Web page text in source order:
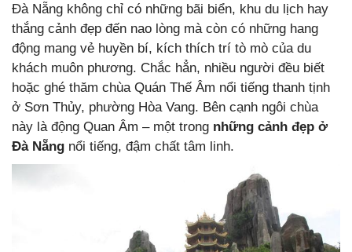
Đà Nẵng không chỉ có những bãi biển, khu du lịch hay
thắng cảnh đẹp đến nao lòng mà còn có những hang
động mang vẻ huyền bí, kích thích trí tò mò của du
khách muôn phương. Chắc hẳn, nhiều người đều biết
hoặc ghé thăm chùa Quán Thế Âm nổi tiếng thanh tịnh
ở Sơn Thủy, phường Hòa Vang. Bên cạnh ngôi chùa
này là động Quan Âm – một trong những cảnh đẹp ở
Đà Nẵng nổi tiếng, đậm chất tâm linh.